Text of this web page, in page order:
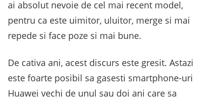
ai absolut nevoie de cel mai recent model,
pentru ca este uimitor, uluitor, merge si mai
repede si face poze si mai bune.
De cativa ani, acest discurs este gresit. Astazi
este foarte posibil sa gasesti smartphone-uri
Huawei vechi de unul sau doi ani care sa